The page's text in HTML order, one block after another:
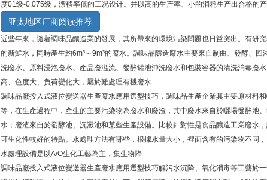
度01级-0.075级，漂移率低的工况设计。并以高的生产率、小的消耗生产出合格的
亚太地区厂商阅读推荐
近些年來，隨著調味品釀造業的發展，其所帶來的環境污染問題也日益突出。有研
的新鮮水，同時產生約6m³～9m³的廢水。調味品釀造廢水主要來自制曲、發酵、
洗廢水、原料浸泡廢水、產品廢溢流、發酵罐池沖洗廢水和包裝容器的清洗消毒廢
高、色度大、負荷變化大，屬於難處理有機廢水
調味品廠投入式液位變送器生產廢水應用選型技巧，調味品生產企業其主要原材料
等，在生產過程中，產生的主要污染物為廢水和廢渣，其中廢水來自於曬場發酵池
水；廢渣來自於發酵池、沉澱池和某些生產設備。比較針對性是食品釀造工業廢水
可生化性較好的特點。水處理方法有哪些，根據水量大小，裡面含有的污染物不同
水處理設備是以A/O生化工藝為主，集生物降
調味品廠投入式液位變送器生產廢水應用選型技巧解污水沉降、氧化消毒等工藝於